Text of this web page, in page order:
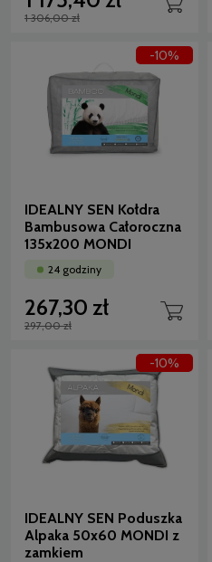
1 306,00 zł
IDEALNY SEN Kołdra
Bambusowa Całoroczna
135x200 MONDI
24 godziny
267,30 zł
297,00 zł
-10%
IDEALNY SEN Poduszka
Alpaka 50x60 MONDI z
zamkiem
-10%